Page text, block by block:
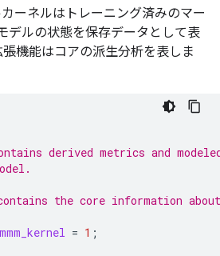
ーネルはトレーニング済みのマー
デルの状態を保存データとして表
機能はコアの派生分析を表しま
derived metrics and
the core information
mmm_kernel = 1 ;